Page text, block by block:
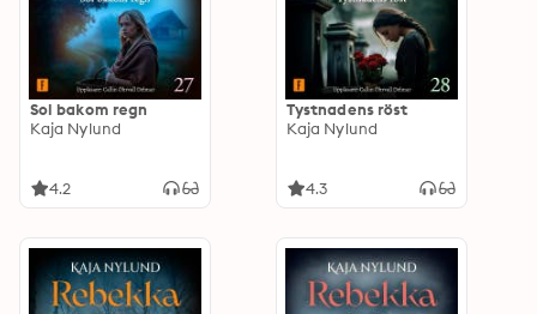
Sol bakom regn
Kaja Nylund
4.2
Tystnadens röst
Kaja Nylund
4.3